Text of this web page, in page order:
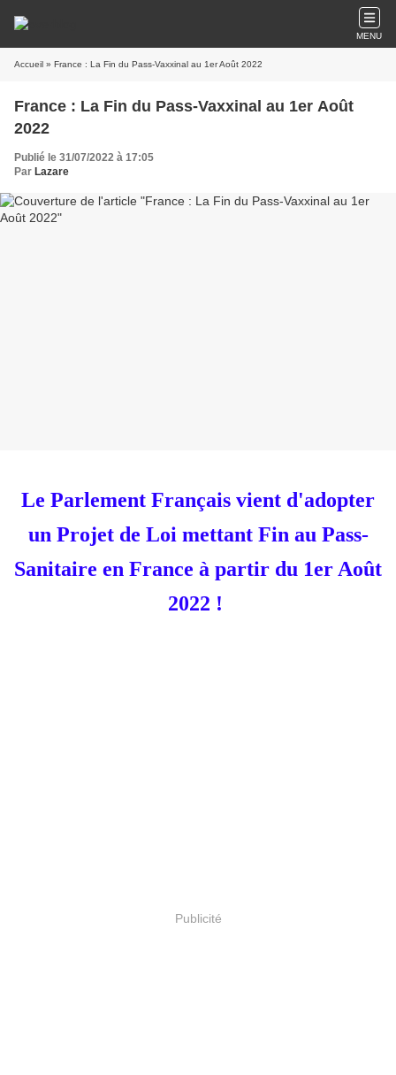
MENU
Accueil » France : La Fin du Pass-Vaxxinal au 1er Août 2022
France : La Fin du Pass-Vaxxinal au 1er Août
2022
Publié le 31/07/2022 à 17:05
Par Lazare
Le Parlement Français vient d'adopter
un Projet de Loi mettant Fin au Pass-
Sanitaire en France à partir du 1er Août
2022 !
Publicité